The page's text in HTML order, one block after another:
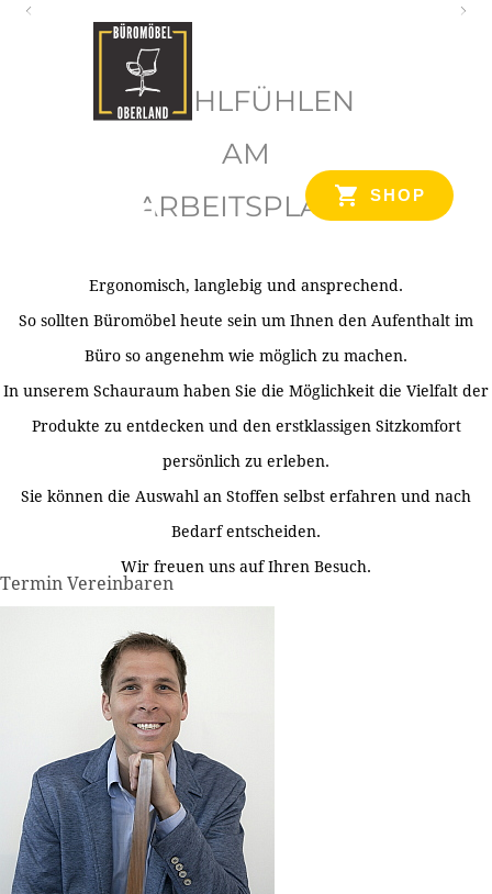
SHOP
WOHLFÜHLEN
AM
ARBEITSPLATZ
Ergonomisch, langlebig und ansprechend.
So sollten Büromöbel heute sein um Ihnen den Aufenthalt im
Büro so angenehm wie möglich zu machen.
In unserem Schauraum haben Sie die Möglichkeit die Vielfalt der
Produkte zu entdecken und den erstklassigen Sitzkomfort
persönlich zu erleben.
Sie können die Auswahl an Stoffen selbst erfahren und nach
Bedarf entscheiden.
Wir freuen uns auf Ihren Besuch.
Termin Vereinbaren